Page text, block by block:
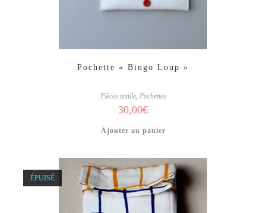
Pochette « Bingo Loup »
Pièces textile, Pochettes
30,00€
Ajouter au panier
ÉPUISÉ